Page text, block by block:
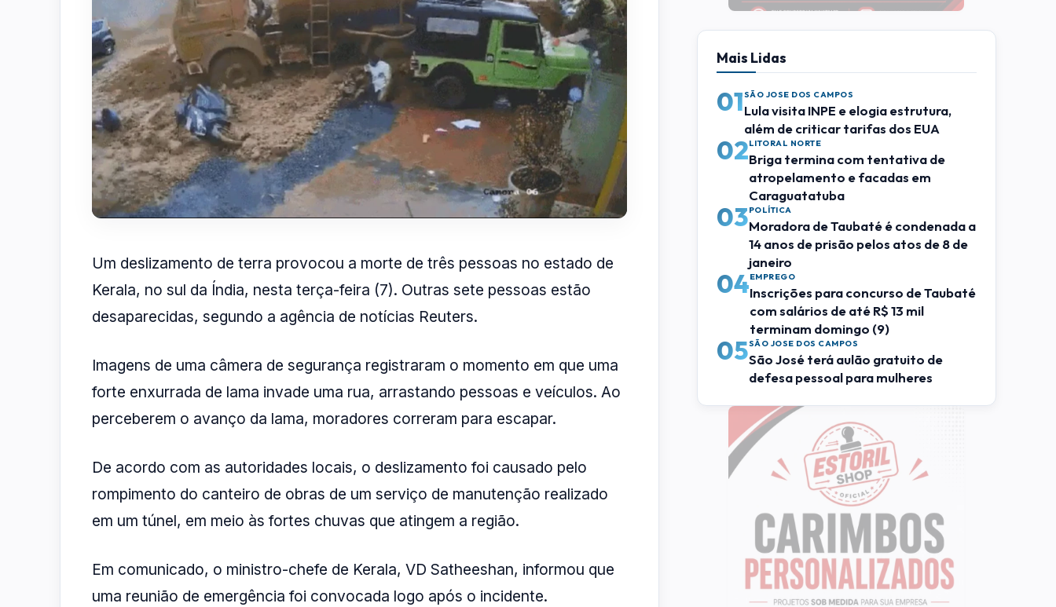
Um deslizamento de terra provocou a morte de três pessoas no estado de
Kerala, no sul da Índia, nesta terça-feira (7). Outras sete pessoas estão
desaparecidas, segundo a agência de notícias Reuters.
Imagens de uma câmera de segurança registraram o momento em que uma
forte enxurrada de lama invade uma rua, arrastando pessoas e veículos. Ao
perceberem o avanço da lama, moradores correram para escapar.
De acordo com as autoridades locais, o deslizamento foi causado pelo
rompimento do canteiro de obras de um serviço de manutenção realizado
em um túnel, em meio às fortes chuvas que atingem a região.
Em comunicado, o ministro-chefe de Kerala, VD Satheeshan, informou que
uma reunião de emergência foi convocada logo após o incidente.
Mais Lidas
01SÃO JOSE DOS CAMPOS
Lula visita INPE e elogia estrutura,
além de criticar tarifas dos EUA
02LITORAL NORTE
Briga termina com tentativa de
atropelamento e facadas em
Caraguatatuba
03POLÍTICA
Moradora de Taubaté é condenada a
14 anos de prisão pelos atos de 8 de
janeiro
04EMPREGO
Inscrições para concurso de Taubaté
com salários de até R$ 13 mil
terminam domingo (9)
05SÃO JOSE DOS CAMPOS
São José terá aulão gratuito de
defesa pessoal para mulheres